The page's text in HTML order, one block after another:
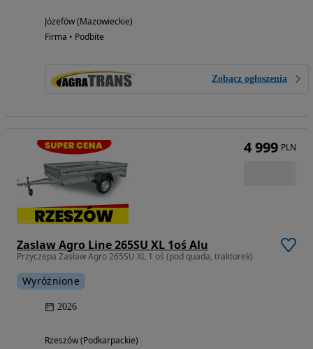
Józefów (Mazowieckie)
Firma • Podbite
Zobacz ogłoszenia
Zaslaw Agro Line 265SU XL 1oś Alu
Przyczepa Zasław Agro 265SU XL 1 oś (pod quada, traktorek)
Wyróżnione
2026
Rzeszów (Podkarpackie)
4 999 PLN